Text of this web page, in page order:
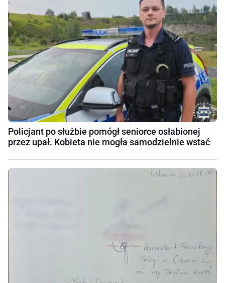
Policjant po służbie pomógł seniorce osłabionej
przez upał. Kobieta nie mogła samodzielnie wstać